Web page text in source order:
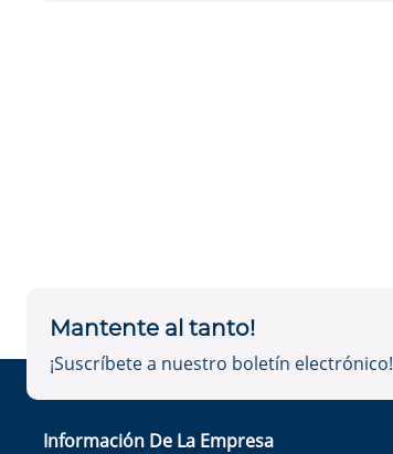
Mantente al tanto!
¡Suscríbete a nuestro boletín electrónico!
Información De La Empresa